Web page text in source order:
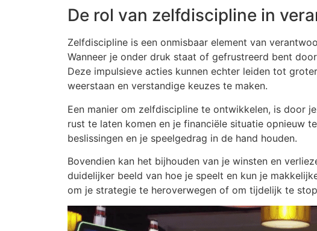
De rol van zelfdiscipline in
Zelfdiscipline is een onmisbaar element van
Wanneer je onder druk staat of gefrustreerd bent
Deze impulsieve acties kunnen echter leiden tot
weerstaan en verstandige keuzes te maken.
Een manier om zelfdiscipline te ontwikkelen, is door
rust te laten komen en je financiële situatie opnieuw
beslissingen en je speelgedrag in de hand houden.
Bovendien kan het bijhouden van je winsten en
duidelijker beeld van hoe je speelt en kun je
om je strategie te heroverwegen of om tijdelijk te